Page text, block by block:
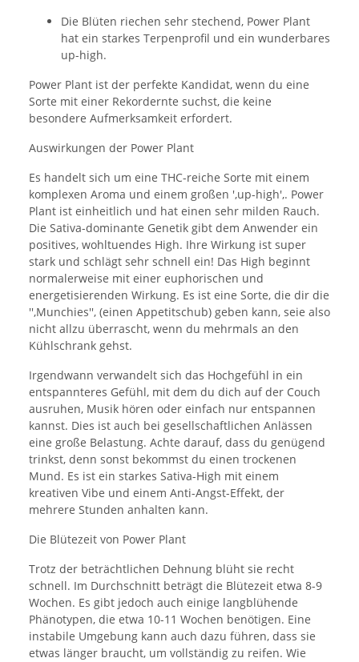
Die Blüten riechen sehr stechend, Power Plant
hat ein starkes Terpenprofil und ein wunderbares
up-high.
Power Plant ist der perfekte Kandidat, wenn du eine
Sorte mit einer Rekordernte suchst, die keine
besondere Aufmerksamkeit erfordert.
Auswirkungen der Power Plant
Es handelt sich um eine THC-reiche Sorte mit einem
komplexen Aroma und einem großen ',up-high',. Power
Plant ist einheitlich und hat einen sehr milden Rauch.
Die Sativa-dominante Genetik gibt dem Anwender ein
positives, wohltuendes High. Ihre Wirkung ist super
stark und schlägt sehr schnell ein! Das High beginnt
normalerweise mit einer euphorischen und
energetisierenden Wirkung. Es ist eine Sorte, die dir die
'',Munchies'', (einen Appetitschub) geben kann, seie also
nicht allzu überrascht, wenn du mehrmals an den
Kühlschrank gehst.
Irgendwann verwandelt sich das Hochgefühl in ein
entspannteres Gefühl, mit dem du dich auf der Couch
ausruhen, Musik hören oder einfach nur entspannen
kannst. Dies ist auch bei gesellschaftlichen Anlässen
eine große Belastung. Achte darauf, dass du genügend
trinkst, denn sonst bekommst du einen trockenen
Mund. Es ist ein starkes Sativa-High mit einem
kreativen Vibe und einem Anti-Angst-Effekt, der
mehrere Stunden anhalten kann.
Die Blütezeit von Power Plant
Trotz der beträchtlichen Dehnung blüht sie recht
schnell. Im Durchschnitt beträgt die Blütezeit etwa 8-9
Wochen. Es gibt jedoch auch einige langblühende
Phänotypen, die etwa 10-11 Wochen benötigen. Eine
instabile Umgebung kann auch dazu führen, dass sie
etwas länger braucht, um vollständig zu reifen. Wie